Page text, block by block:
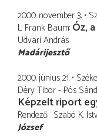
2000. november 3.
L. Frank Baum Óz,
Udvari András
Madárijesztő
2000. június 21.
Déry Tibor - Pós
Képzelt riport
Rendező Szabó K.
József